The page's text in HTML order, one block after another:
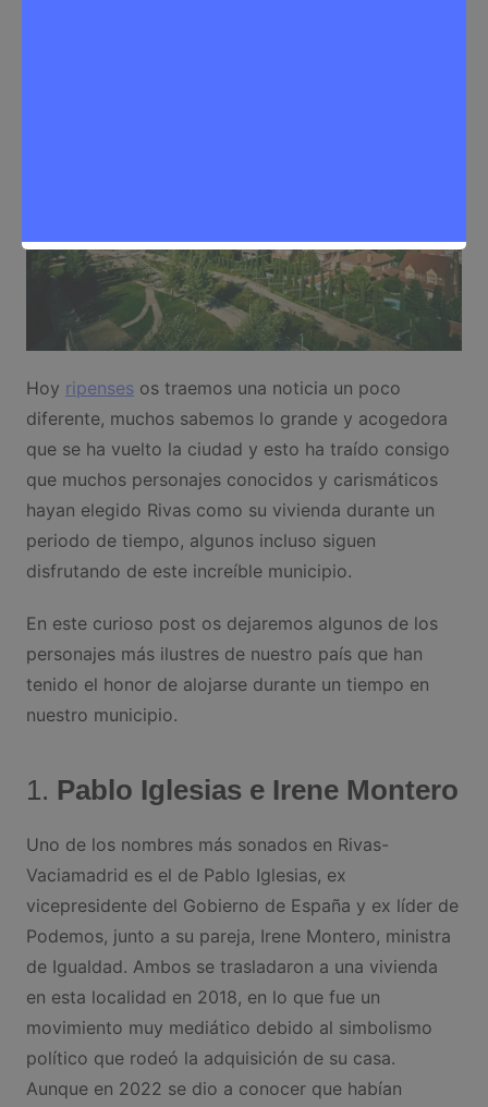
Hoy ripensesos traemos una noticia un poco
diferente, muchos sabemos lo grande y acogedora
que se ha vuelto la ciudad y esto ha traído consigo
que muchos personajes conocidos y carismáticos
hayan elegido Rivas como su vivienda durante un
periodo de tiempo, algunos incluso siguen
disfrutando de este increíble municipio.
En este curioso post os dejaremos algunos de los
personajes más ilustres de nuestro país que han
tenido el honor de alojarse durante un tiempo en
nuestro municipio.
1. Pablo Iglesias e Irene Montero
Uno de los nombres más sonados en Rivas-
Vaciamadrid es el de Pablo Iglesias, ex
vicepresidente del Gobierno de España y ex líder de
Podemos, junto a su pareja, Irene Montero, ministra
de Igualdad. Ambos se trasladaron a una vivienda
en esta localidad en 2018, en lo que fue un
movimiento muy mediático debido al simbolismo
político que rodeó la adquisición de su casa.
Aunque en 2022 se dio a conocer que habían